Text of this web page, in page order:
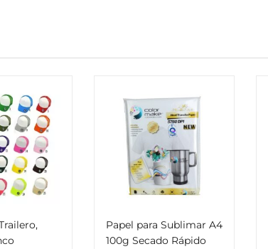
Papel para Sublimar A4
100g Secado Rápido